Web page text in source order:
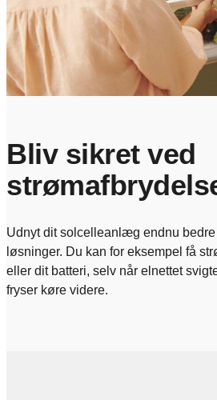
Bliv sikret ved
Udnyt dit solcelleanlæg endnu
løsninger. Du kan for eksempel få
eller dit batteri, selv når elnettet
fryser køre videre.